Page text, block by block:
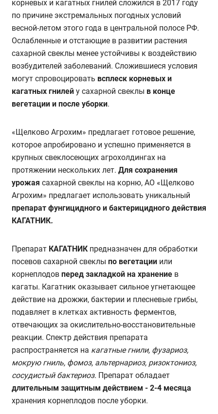
корневых и кагатных гнилей сложился в 2017 году
по причине экстремальных погодных условий
весной-летом этого года в центральной полосе РФ.
Ослабленные и отстающие в развитии растения
сахарной свеклы менее устойчивы к воздействию
возбудителей заболеваний. Сложившиеся условия
могут спровоцировать всплеск корневых и
кагатных гнилей у сахарной свеклы в конце
вегетации и после уборки.
«Щелково Агрохим» предлагает готовое решение,
которое апробировано и успешно применяется в
крупных свеклосеющих агрохолдингах на
протяжении нескольких лет. Для сохранения
урожая сахарной свеклы на корню, АО «Щелково
Агрохим» предлагает использовать уникальный
препарат фунгицидного и бактерицидного действия
КАГАТНИК.
Препарат КАГАТНИК предназначен для обработки
посевов сахарной свеклы по вегетации или
корнеплодов перед закладкой на хранение в
кагаты. Кагатник оказывает сильное угнетающее
действие на дрожжи, бактерии и плесневые грибы,
подавляет в клетках активность ферментов,
отвечающих за окислительно-восстановительные
реакции. Спектр действия препарата
распространяется на кагатные гнили, фузариоз,
мокрую гниль, фомоз, альтернариоз, ризоктониоз,
сосудистый бактериоз. Препарат обладает
длительным защитным действием - 2-4 месяца
хранения корнеплодов после уборки.